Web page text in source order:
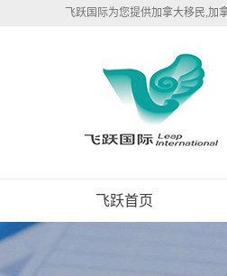
飞跃国际为您提供加拿大移民,
飞跃首页